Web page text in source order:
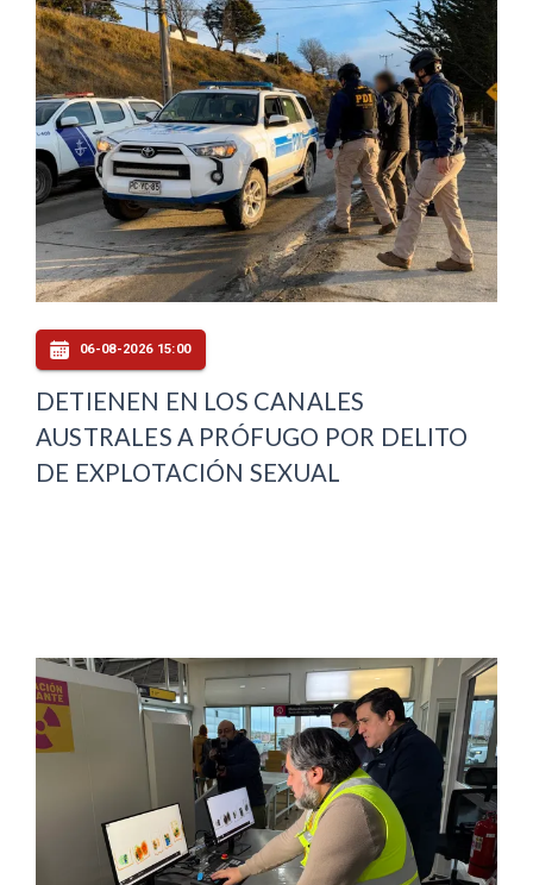
06-08-2026 15:00
DETIENEN EN LOS CANALES
AUSTRALES A PRÓFUGO POR DELITO
DE EXPLOTACIÓN SEXUAL